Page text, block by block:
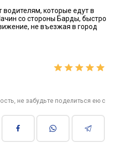
водителям, которые едут в
со стороны Барды, быстро
не въезжая в город
не забудьте поделиться ею с